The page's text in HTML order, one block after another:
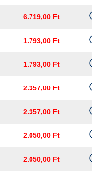
6.719,00 Ft
1.793,00 Ft
1.793,00 Ft
2.357,00 Ft
2.357,00 Ft
2.050,00 Ft
2.050,00 Ft